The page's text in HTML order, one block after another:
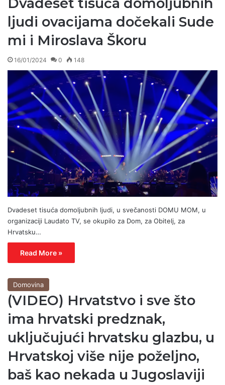
ljudi ovacijama dočekali Sude
mi i Miroslava Škoru
16/01/2024 0 148
Dvadeset tisuća domoljubnih ljudi, u svečanosti DOMU MOM, u
organizaciji Laudato TV, se okupilo za Dom, za Obitelj, za
Hrvatsku…
Read More »
Domovina
(VIDEO) Hrvatstvo i sve što
ima hrvatski predznak,
uključujući hrvatsku glazbu, u
Hrvatskoj više nije poželjno,
baš kao nekada u Jugoslaviji